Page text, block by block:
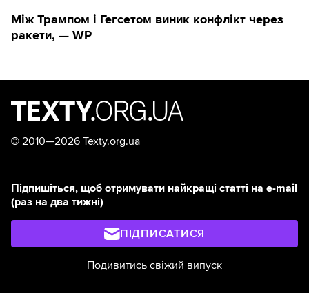
Між Трампом і Гегсетом виник конфлікт через
ракети, — WP
© 2010—2026 Texty.org.ua
Підпишіться, щоб отримувати найкращі статті на e-mail
(раз на два тижні)
ПІДПИСАТИСЯ
Подивитись свіжий випуск